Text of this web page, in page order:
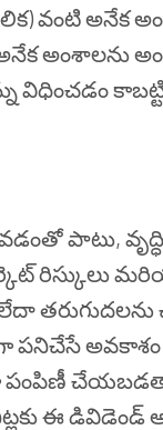
వంటి అనేక
అనేక
విధించడం
పాటు,
రిస్కులు
తరుగుదలను
పనిచేసే అవకాశం
పంపిణీ
ఈ డివిడెండ్